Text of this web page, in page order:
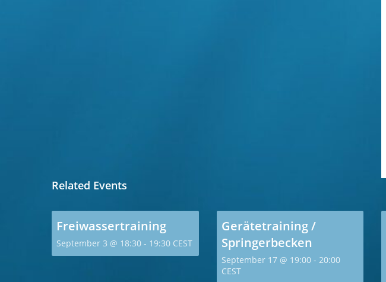
Related Events
Freiwassertraining
September 3 @ 18:30 - 19:30 CEST
Gerätetraining /
Springerbecken
September 17 @ 19:00- 20:00
CEST